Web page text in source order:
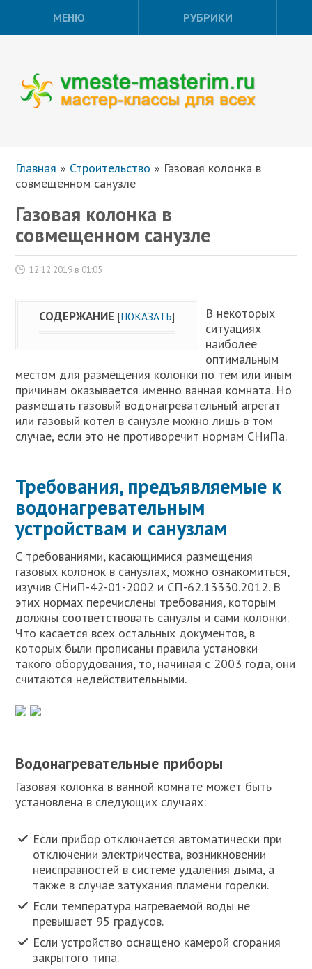
МЕНЮ РУБРИКИ
Главная » Строительство » Газовая колонка в
совмещенном санузле
Газовая колонка в
совмещенном санузле
12.12.2019 в 01:05
СОДЕРЖАНИЕ [ПОКАЗАТЬ]
В некоторых
ситуациях
наиболее
оптимальным
местом для размещения колонки по тем или иным
причинам оказывается именно ванная комната. Но
размещать газовый водонагревательный агрегат
или газовый котел в санузле можно лишь в том
случае, если это не противоречит нормам СНиПа.
Требования, предъявляемые к
водонагревательным
устройствам и санузлам
С требованиями, касающимися размещения
газовых колонок в санузлах, можно ознакомиться,
изучив СНиП-42-01-2002 и СП-62.13330.2012. В
этих нормах перечислены требования, которым
должны соответствовать санузлы и сами колонки.
Что касается всех остальных документов, в
которых были прописаны правила установки
такого оборудования, то, начиная с 2003 года, они
считаются недействительными.
Водонагревательные приборы
Газовая колонка в ванной комнате может быть
установлена в следующих случаях:
Если прибор отключается автоматически при
отключении электричества, возникновении
неисправностей в системе удаления дыма, а
также в случае затухания пламени горелки.
Если температура нагреваемой воды не
превышает 95 градусов.
Если устройство оснащено камерой сгорания
закрытого типа.